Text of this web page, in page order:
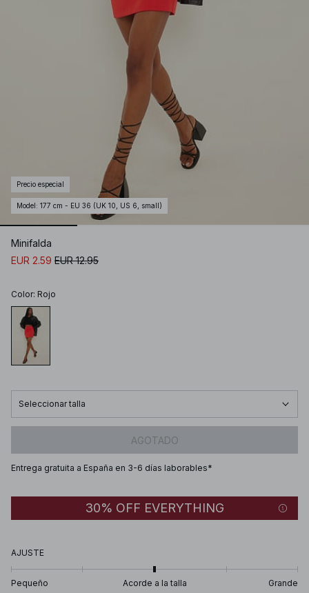
Precio especial
Model : 177 cm - EU 36 (UK 10, US 6, small)
Minifalda
EUR 2.59 EUR 12.95
Color: Rojo
Seleccionar talla
AGOTADO
Entrega gratuita a España en 3-6 días laborables*
30% OFF EVERYTHING
AJUSTE
Pequeño Acorde a la talla Grande